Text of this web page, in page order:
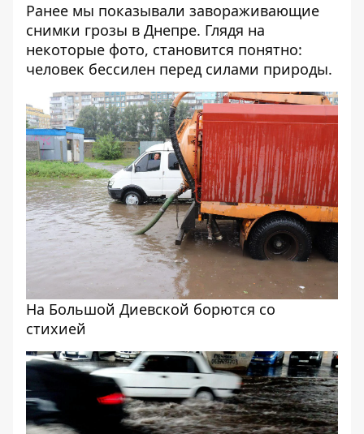
Ранее мы показывали завораживающие
снимки грозы в Днепре. Глядя на
некоторые фото, становится понятно:
человек бессилен перед силами природы.
На Большой Диевской борются со
стихией